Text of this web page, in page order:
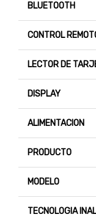
BLUETOOTH
CONTROL
LECTOR DE
DISPLAY
ALIMENTACION
PRODUCTO
MODELO
TECNOLOGIA